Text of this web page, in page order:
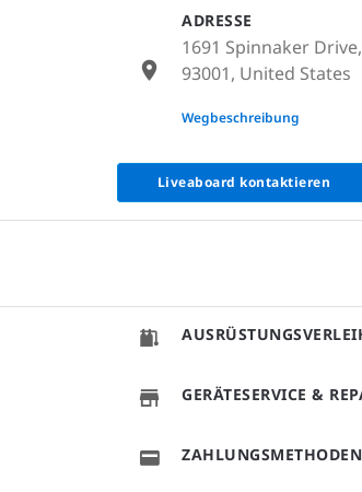
ADRESSE
1691 Spinnaker
93001, United States
None
Wegbeschreibung
Liveaboard kontaktieren
GERÄTESERVICE &
ZAHLUNGSMETHODEN